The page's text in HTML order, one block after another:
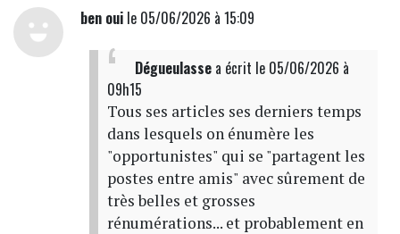
ben ouile 05/06/2026 à 15:09
Dégueulassea écrit le 05/06/2026 à
09h15
Tous ses articles ses derniers temps
dans lesquels on énumère les
"opportunistes" qui se "partagent les
postes entre amis" avec sûrement de
très belles et grosses
rénumérations... et probablement en